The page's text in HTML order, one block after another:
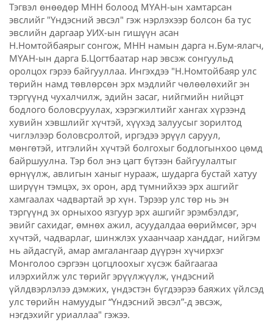
Тэгвэл өнөөдөр МНН болоод МҮАН-ын хамтарсан
эвслийг "Үндэсний эвсэл" гэж нэрлэхээр болсон ба тус
эвслийн даргаар УИХ-ын гишүүн асан
Н.Номтойбаярыг сонгож, МНН намын дарга н.Бум-ялагч,
МҮАН-ын дарга Б.Цогтбаатар нар эвсэж сонгуульд
оролцох гэрээ байгууллаа. Ингэхдээ "Н.Номтойбаяр улс
төрийн намд төвлөрсөн эрх мэдлийг чөлөөлөхийг эн
тэргүүнд чухалчилж, эдийн засаг, нийгмийн нийцэт
бодлого боловсруулах, хэрэгжилтийг хангах хүрээнд
хувийн хэвшлийг хүчтэй, хүүхэд залуусыг зорилтод
чиглэлээр боловсролтой, иргэдээ эрүүл саруул,
мөнгөтэй, итгэлийн хүчтэй болгохыг бодлогынхоо цөмд
байршуулна. Тэр бол энэ цагт бүтээн байгуулалтыг
өрнүүлж, авлигын ханыг нурааж, шударга бустай хатуу
ширүүн тэмцэх, эх орон, ард түмнийхээ эрх ашгийг
хамгаалах чадвартай эр хүн. Тэрээр улс төр нь эн
тэргүүнд эх орныхоо язгуур эрх ашгийг эрэмбэлдэг,
эвийг сахидаг, өмнөх ажил, асуудалдаа өөриймсөг, эрч
хүчтэй, чадварлаг, шинжлэх ухаанчаар ханддаг, нийгэм
нь айдасгүй, амар амгалангаар дүүрэн хүчирхэг
Монголоо сэргээн цогцлоохыг хүсэж байгаагаа
илэрхийлж улс төрийг эрүүлжүүлж, үндэсний
үйлдвэрлэлээ дэмжих, үндэстэн бүгдээрээ баяжих үйлсэд
улс төрийн намуудыг “Үндэсний эвсэл”-д эвсэж,
нэгдэхийг уриаллаа" гэжээ.